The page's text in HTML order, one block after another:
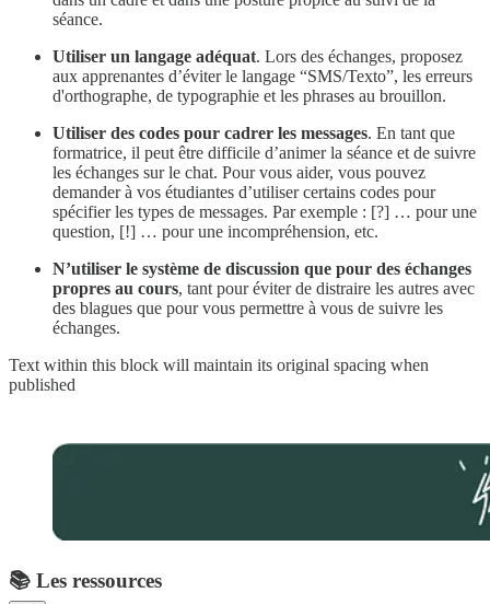
séance.
Utiliser un langage adéquat. Lors des échanges, proposez
aux apprenantes d’éviter le langage “SMS/Texto”, les erreurs
d'orthographe, de typographie et les phrases au brouillon.
Utiliser des codes pour cadrer les messages. En tant que
formatrice, il peut être difficile d’animer la séance et de suivre
les échanges sur le chat. Pour vous aider, vous pouvez
demander à vos étudiantes d’utiliser certains codes pour
spécifier les types de messages. Par exemple : [?] … pour une
question, [!] … pour une incompréhension, etc.
N’utiliser le système de discussion que pour des échanges
propres au cours, tant pour éviter de distraire les autres avec
des blagues que pour vous permettre à vous de suivre les
échanges.
Text within this block will maintain its original spacing when
published
📚 Les ressources